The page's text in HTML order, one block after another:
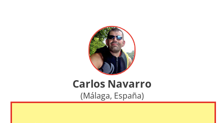
Carlos Navarro
(Málaga, España)